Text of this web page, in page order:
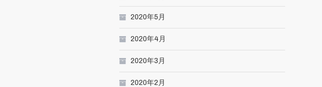
2020年5月
2020年4月
2020年3月
2020年2月